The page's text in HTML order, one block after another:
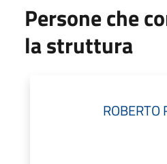
Persone che
la struttura
ROBERTO